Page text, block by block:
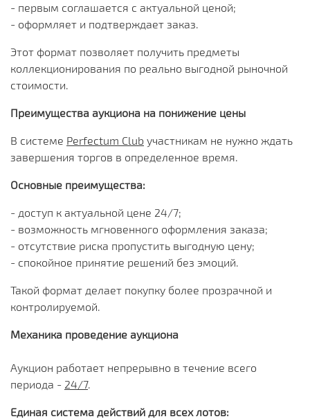
- первым соглашается с актуальной ценой;
- оформляет и подтверждает заказ.
Этот формат позволяет получить предметы
коллекционирования по реально выгодной рыночной
стоимости.
Преимущества аукциона на понижение цены
В системе Perfectum Club участникам не нужно ждать
завершения торгов в определенное время.
Основные преимущества:
- доступ к актуальной цене 24/7;
- возможность мгновенного оформления заказа;
- отсутствие риска пропустить выгодную цену;
- спокойное принятие решений без эмоций.
Такой формат делает покупку более прозрачной и
контролируемой.
Механика проведение аукциона
Аукцион работает непрерывно в течение всего
периода - 24/7.
Единая система действий для всех лотов: